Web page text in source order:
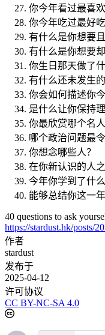
你今年看过最喜
你今年吃过最好
有什么是你想要
有什么是你想要
你生日那天做了什
有什么还未发生
你会如何描述你
是什么让你保持理
你最欣赏哪个名
哪个政治问题最
你想念哪些人？
在你新认识的人
今年你学到了什
能够总结你这一
40 questions to ask
https://stardust.hk/posts/
作者
stardust
发布于
2025-04-12
许可协议
CC BY-NC-SA 4.0